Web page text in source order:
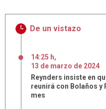
De un vistazo
14:25 h,
13 de marzo de 2024
Reynders insiste en
reunirá con Bolaños y
mes